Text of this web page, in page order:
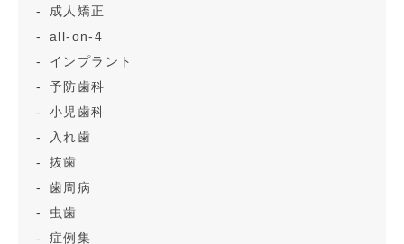
成人矯正
all-on-4
インプラント
予防歯科
小児歯科
入れ歯
抜歯
歯周病
虫歯
症例集